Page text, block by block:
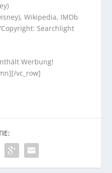
Wikipedia, IMDb
Searchlight
Werbung!
vc_row]